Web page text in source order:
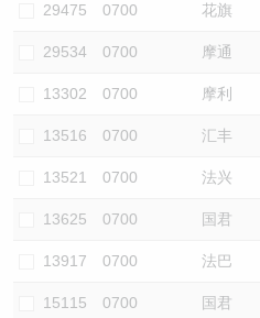
29475 0700 花旗
29534 0700 摩通
13302 0700 摩利
13516 0700 汇丰
13521 0700 法兴
13625 0700 国君
13917 0700 法巴
15115 0700 国君